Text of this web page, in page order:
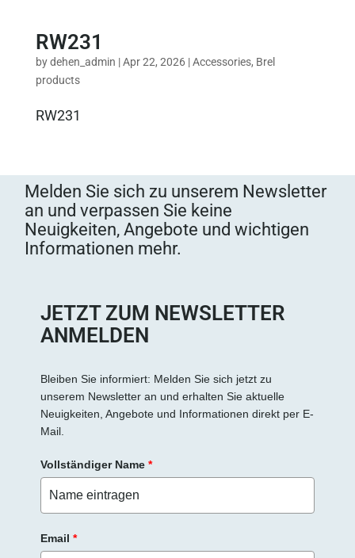
RW231
bydehen_admin |Apr 22, 2026|Accessories, Brel
products
RW231
Melden Sie sich zu unserem Newsletter
an und verpassen Sie keine
Neuigkeiten, Angebote und wichtigen
Informationen mehr.
JETZT ZUM NEWSLETTER
ANMELDEN
Bleiben Sie informiert: Melden Sie sich jetzt zu
unserem Newsletter an und erhalten Sie aktuelle
Neuigkeiten, Angebote und Informationen direkt per E-
Mail.
Vollständiger Name *
Email *